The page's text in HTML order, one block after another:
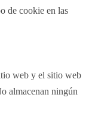
de cookie en las
web y el sitio web
almacenan ningún